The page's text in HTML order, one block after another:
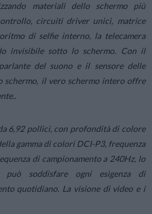
materiali dello schermo più
circuiti driver unici, matrice
di selfie interno, la telecamera
invisibile sotto lo schermo. Con il
del suono e il sensore delle
il vero schermo intero offre
6,92 pollici, con profondità di colore
gamma di colori DCI-P3, frequenza
di campionamento a 240Hz, lo
soddisfare ogni esigenza di
quotidiano. La visione di video e i